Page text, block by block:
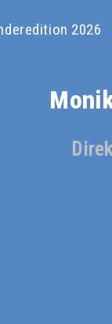
2026